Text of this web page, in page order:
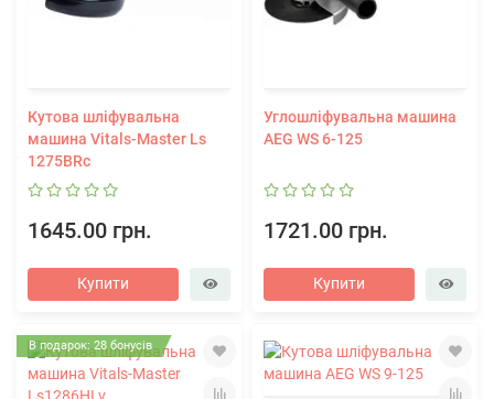
Кутова шліфувальна
машина Vitals-Master Ls
1275BRc
1645.00 грн.
Купити
Углошліфувальна машина
AEG WS 6-125
1721.00 грн.
Купити
В подарок: 28 бонусів